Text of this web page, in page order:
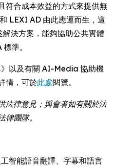
符合成本效益的方式來提供無
LEXI AD 由此應運而生，這
決方案，能夠協助公共實體
準。
》以及有關 AI-Media 協助機
情，可於此處閱覽。
律意見；與會者如有關於法
律團隊。
智能語音翻譯、字幕和語言